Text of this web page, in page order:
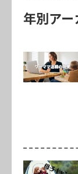
年別ア